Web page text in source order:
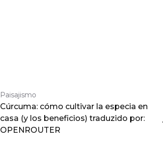
Paisajismo
Cúrcuma: cómo cultivar la especia en
casa (y los beneficios) traduzido por:
OPENROUTER